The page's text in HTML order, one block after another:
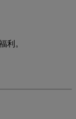
利。